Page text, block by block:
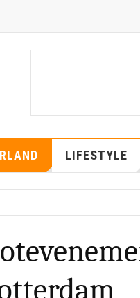
LIFESTYLE